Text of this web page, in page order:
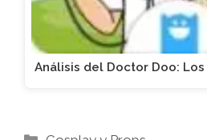
Análisis del Doctor Doo:
Categorías